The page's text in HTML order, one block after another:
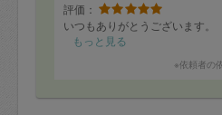
評価：
いつもありがとうございます。
もっと見る
※依頼者の